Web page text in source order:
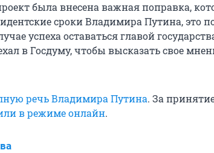
была внесена важная поправка,
сроки Владимира Путина, это
успеха оставаться главой
в Госдуму, чтобы высказать свое
речь Владимира Путина. За
в режиме онлайн.